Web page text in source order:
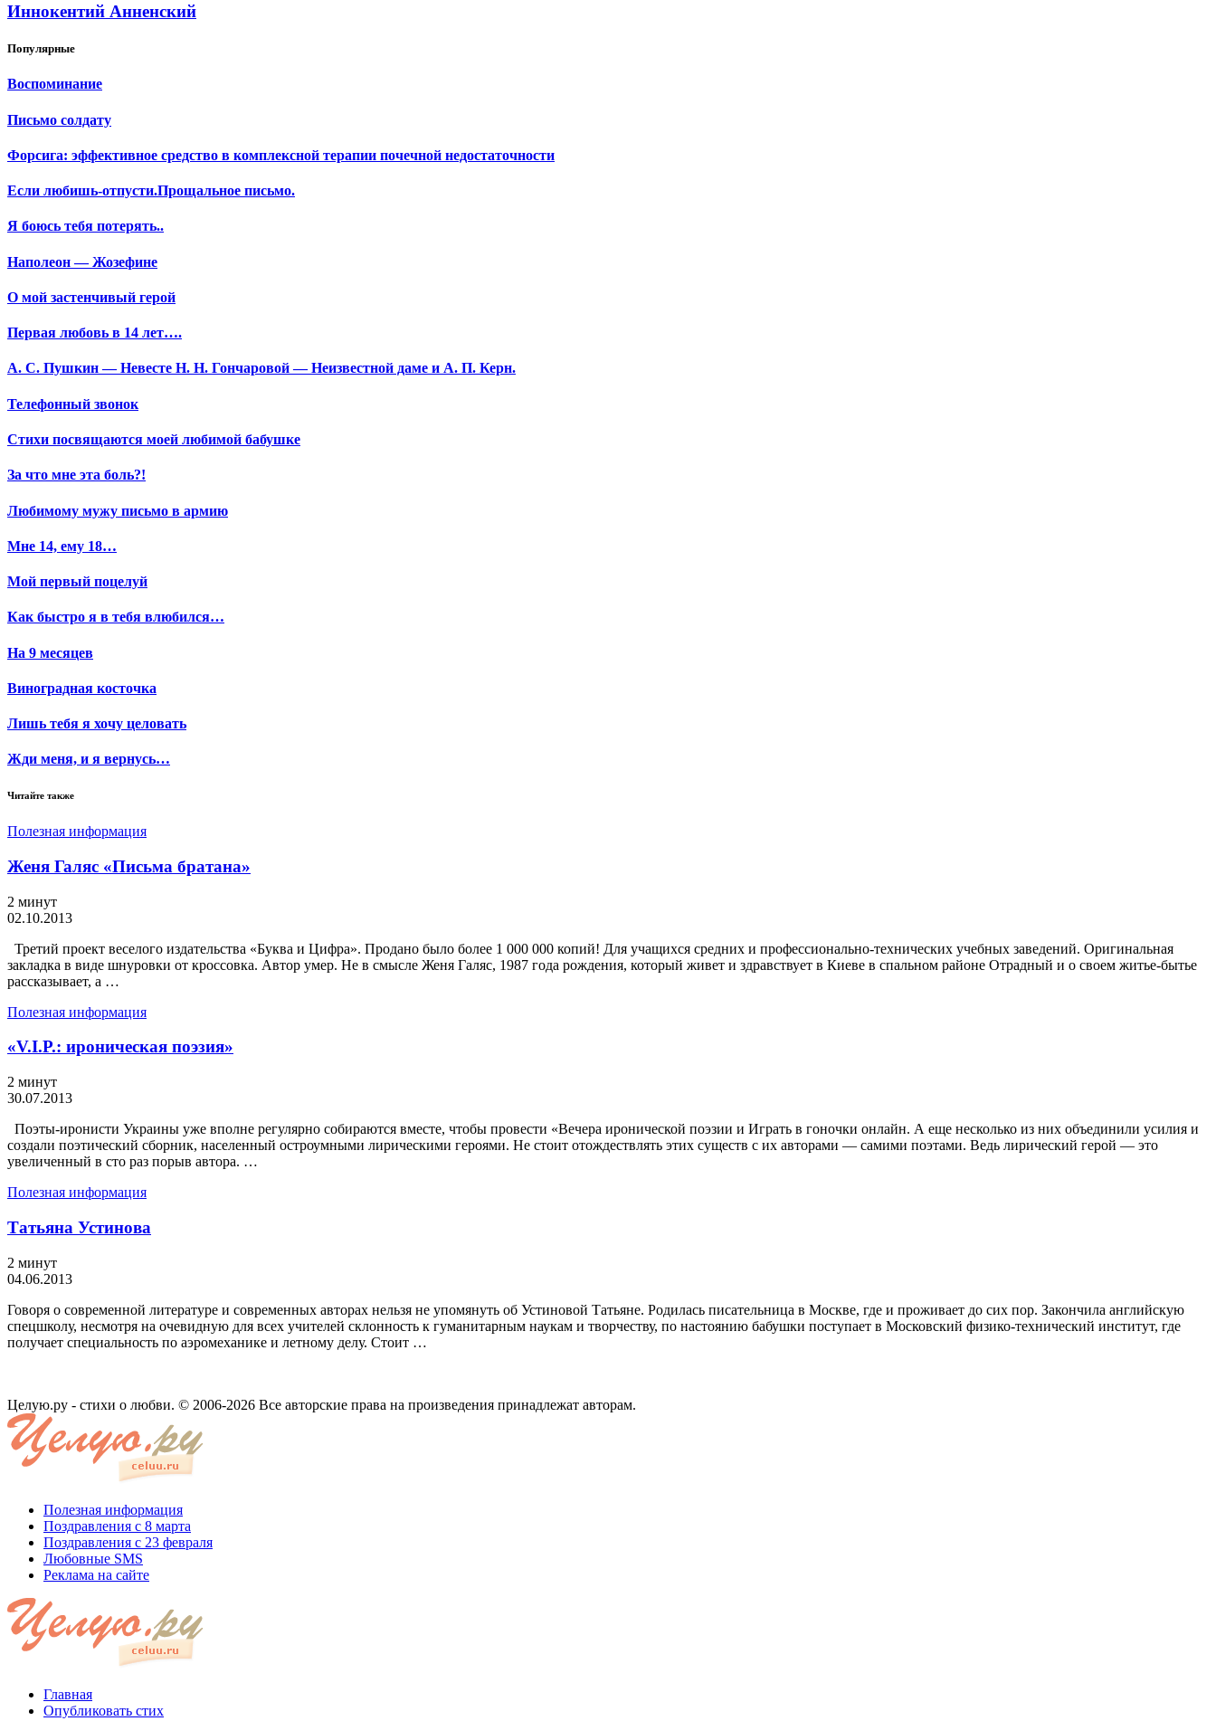
Иннокентий Анненский
Популярные
Воспоминание
Письмо солдату
Форсига: эффективное средство в комплексной терапии почечной недостаточности
Если любишь-отпусти.Прощальное письмо.
Я боюсь тебя потерять..
Наполеон — Жозефине
О мой застенчивый герой
Первая любовь в 14 лет….
А. С. Пушкин — Невесте Н. Н. Гончаровой — Неизвестной даме и А. П. Керн.
Телефонный звонок
Стихи посвящаются моей любимой бабушке
За что мне эта боль?!
Любимому мужу письмо в армию
Мне 14, ему 18…
Мой первый поцелуй
Как быстро я в тебя влюбился…
На 9 месяцев
Виноградная косточка
Лишь тебя я хочу целовать
Жди меня, и я вернусь…
Читайте также
Полезная информация
Женя Галяс «Письма братана»
2 минут
02.10.2013
Третий проект веселого издательства «Буква и Цифра». Продано было более 1 000 000 копий! Для учащихся средних и профессионально-технических учебных заведений. Оригинальная
закладка в виде шнуровки от кроссовка. Автор умер. Не в смысле Женя Галяс, 1987 года рождения, который живет и здравствует в Киеве в спальном районе Отрадный и о своем житье-бытье
рассказывает, а …
Полезная информация
«V.I.P.: ироническая поэзия»
2 минут
30.07.2013
Поэты-иронисти Украины уже вполне регулярно собираются вместе, чтобы провести «Вечера иронической поэзии и Играть в гоночки онлайн. А еще несколько из них объединили усилия и
создали поэтический сборник, населенный остроумными лирическими героями. Не стоит отождествлять этих существ с их авторами — самими поэтами. Ведь лирический герой — это
увеличенный в сто раз порыв автора. …
Полезная информация
Татьяна Устинова
2 минут
04.06.2013
Говоря о современной литературе и современных авторах нельзя не упомянуть об Устиновой Татьяне. Родилась писательница в Москве, где и проживает до сих пор. Закончила английскую
спецшколу, несмотря на очевидную для всех учителей склонность к гуманитарным наукам и творчеству, по настоянию бабушки поступает в Московский физико-технический институт, где
получает специальность по аэромеханике и летному делу. Стоит …
Целую.ру - стихи о любви. © 2006-2026 Все авторские права на произведения принадлежат авторам.
Полезная информация
Поздравления с 8 марта
Поздравления с 23 февраля
Любовные SMS
Реклама на сайте
Главная
Опубликовать стих